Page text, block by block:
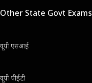
Other State Govt Exams
यूपी एसआई
यूपी पीईटी